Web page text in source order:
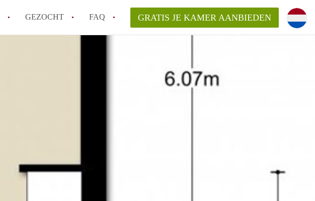
GEZOCHT FAQ GRATIS JE KAMER AANBIEDEN